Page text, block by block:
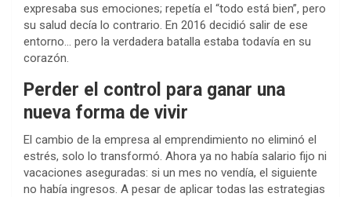
expresaba sus emociones; repetía el “todo está bien”, pero
su salud decía lo contrario. En 2016 decidió salir de ese
entorno… pero la verdadera batalla estaba todavía en su
corazón.
Perder el control para ganar una
nueva forma de vivir
El cambio de la empresa al emprendimiento no eliminó el
estrés, solo lo transformó. Ahora ya no había salario fijo ni
vacaciones aseguradas: si un mes no vendía, el siguiente
no había ingresos. A pesar de aplicar todas las estrategias